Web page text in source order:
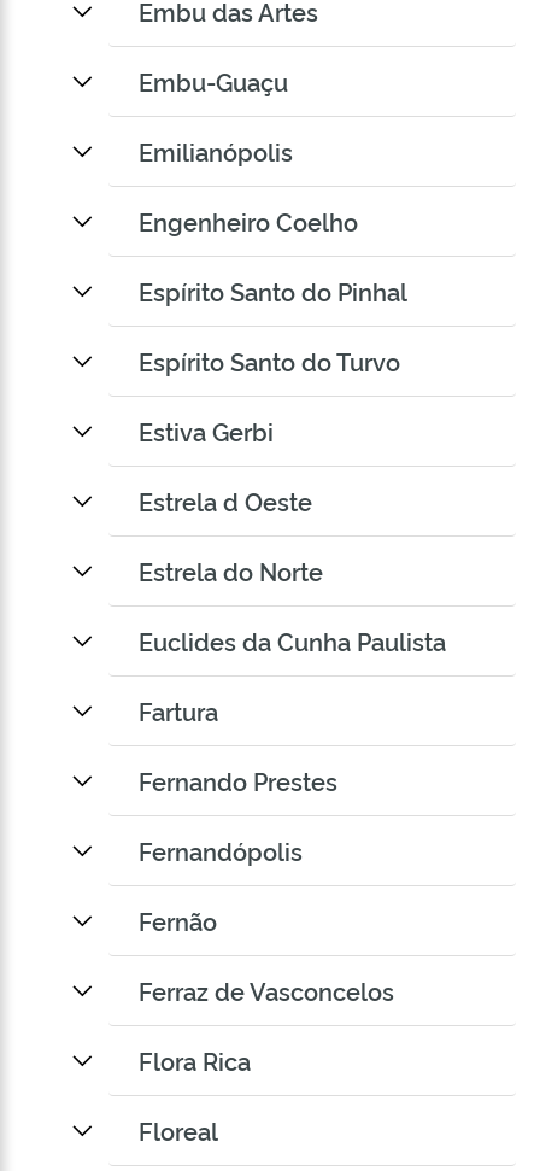
Embu das Artes
Embu-Guaçu
Emilianópolis
Engenheiro Coelho
Espírito Santo do Pinhal
Espírito Santo do Turvo
Estiva Gerbi
Estrela d Oeste
Estrela do Norte
Euclides da Cunha Paulista
Fartura
Fernando Prestes
Fernandópolis
Fernão
Ferraz de Vasconcelos
Flora Rica
Floreal